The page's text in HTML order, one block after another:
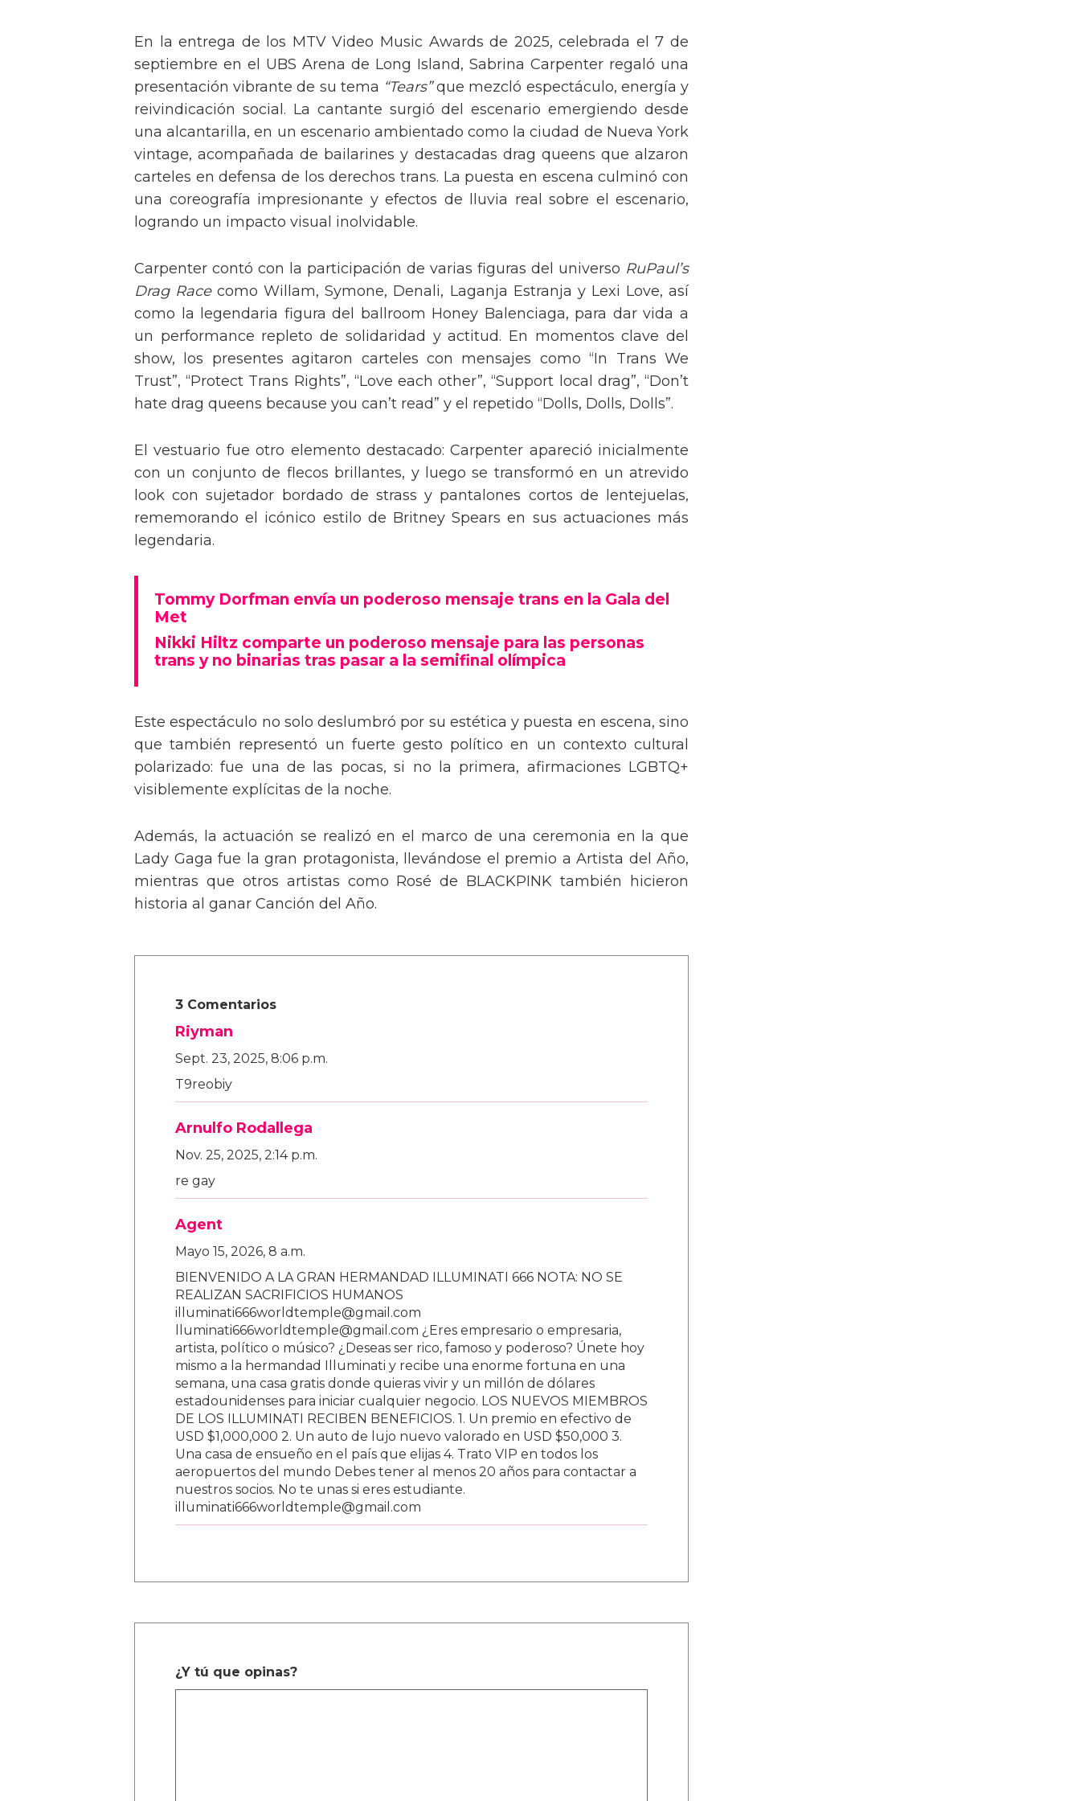
En la entrega de los MTV Video Music Awards de 2025, celebrada el 7 de
septiembre en el UBS Arena de Long Island, Sabrina Carpenter regaló una
presentación vibrante de su tema “Tears”que mezcló espectáculo, energía y
reivindicación social. La cantante surgió del escenario emergiendo desde
una alcantarilla, en un escenario ambientado como la ciudad de Nueva York
vintage, acompañada de bailarines y destacadas drag queens que alzaron
carteles en defensa de los derechos trans. La puesta en escena culminó con
una coreografía impresionante y efectos de lluvia real sobre el escenario,
logrando un impacto visual inolvidable.
Carpenter contó con la participación de varias figuras del universo RuPaul’s
Drag Racecomo Willam, Symone, Denali, Laganja Estranja y Lexi Love, así
como la legendaria figura del ballroom Honey Balenciaga, para dar vida a
un performance repleto de solidaridad y actitud. En momentos clave del
show, los presentes agitaron carteles con mensajes como “In Trans We
Trust”, “Protect Trans Rights”, “Love each other”, “Support local drag”, “Don’t
hate drag queens because you can’t read” y el repetido “Dolls, Dolls, Dolls”.
El vestuario fue otro elemento destacado: Carpenter apareció inicialmente
con un conjunto de flecos brillantes, y luego se transformó en un atrevido
look con sujetador bordado de strass y pantalones cortos de lentejuelas,
rememorando el icónico estilo de Britney Spears en sus actuaciones más
legendaria.
Tommy Dorfman envía un poderoso mensaje trans en la Gala del
Met
Nikki Hiltz comparte un poderoso mensaje para las personas
trans y no binarias tras pasar a la semifinal olímpica
Este espectáculo no solo deslumbró por su estética y puesta en escena, sino
que también representó un fuerte gesto político en un contexto cultural
polarizado: fue una de las pocas, si no la primera, afirmaciones LGBTQ+
visiblemente explícitas de la noche.
Además, la actuación se realizó en el marco de una ceremonia en la que
Lady Gaga fue la gran protagonista, llevándose el premio a Artista del Año,
mientras que otros artistas como Rosé de BLACKPINK también hicieron
historia al ganar Canción del Año.
3 Comentarios
Riyman
Sept. 23, 2025, 8:06 p.m.
T9reobiy
Arnulfo Rodallega
Nov. 25, 2025, 2:14 p.m.
re gay
Agent
Mayo 15, 2026, 8 a.m.
BIENVENIDO A LA GRAN HERMANDAD ILLUMINATI 666 NOTA: NO SE
REALIZAN SACRIFICIOS HUMANOS
illuminati666worldtemple@gmail.com
lluminati666worldtemple@gmail.com ¿Eres empresario o empresaria,
artista, político o músico? ¿Deseas ser rico, famoso y poderoso? Únete hoy
mismo a la hermandad Illuminati y recibe una enorme fortuna en una
semana, una casa gratis donde quieras vivir y un millón de dólares
estadounidenses para iniciar cualquier negocio. LOS NUEVOS MIEMBROS
DE LOS ILLUMINATI RECIBEN BENEFICIOS. 1. Un premio en efectivo de
USD $1,000,000 2. Un auto de lujo nuevo valorado en USD $50,000 3.
Una casa de ensueño en el país que elijas 4. Trato VIP en todos los
aeropuertos del mundo Debes tener al menos 20 años para contactar a
nuestros socios. No te unas si eres estudiante.
illuminati666worldtemple@gmail.com
¿Y tú que opinas?